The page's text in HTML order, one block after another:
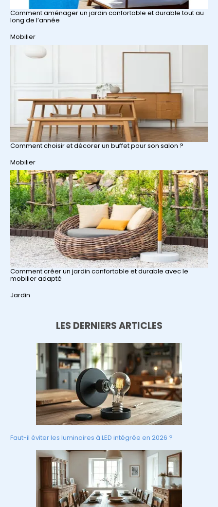
Comment aménager un jardin confortable et durable tout au
long de l’année
Par rapport à
Mobilier
Comment choisir et décorer un buffet pour son salon ?
Par rapport à
Mobilier
Comment créer un jardin confortable et durable avec le
mobilier adapté
Par rapport à
Jardin
LES DERNIERS ARTICLES
Faut-il éviter les luminaires à LED intégrée en 2026 ?